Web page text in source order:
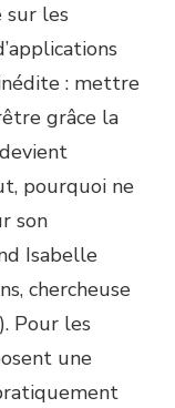
sur les
: mettre
grâce la
pourquoi ne
son
Isabelle
chercheuse
Pour les
une